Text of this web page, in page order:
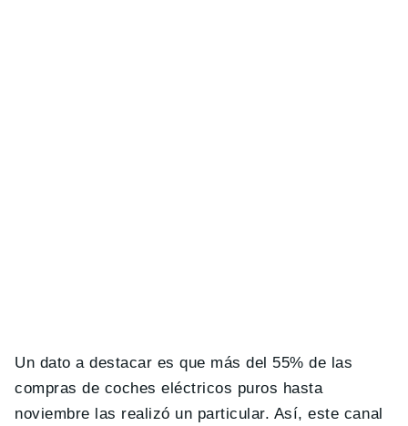
Un dato a destacar es que más del 55% de las
compras de coches eléctricos puros hasta
noviembre las realizó un particular. Así, este canal